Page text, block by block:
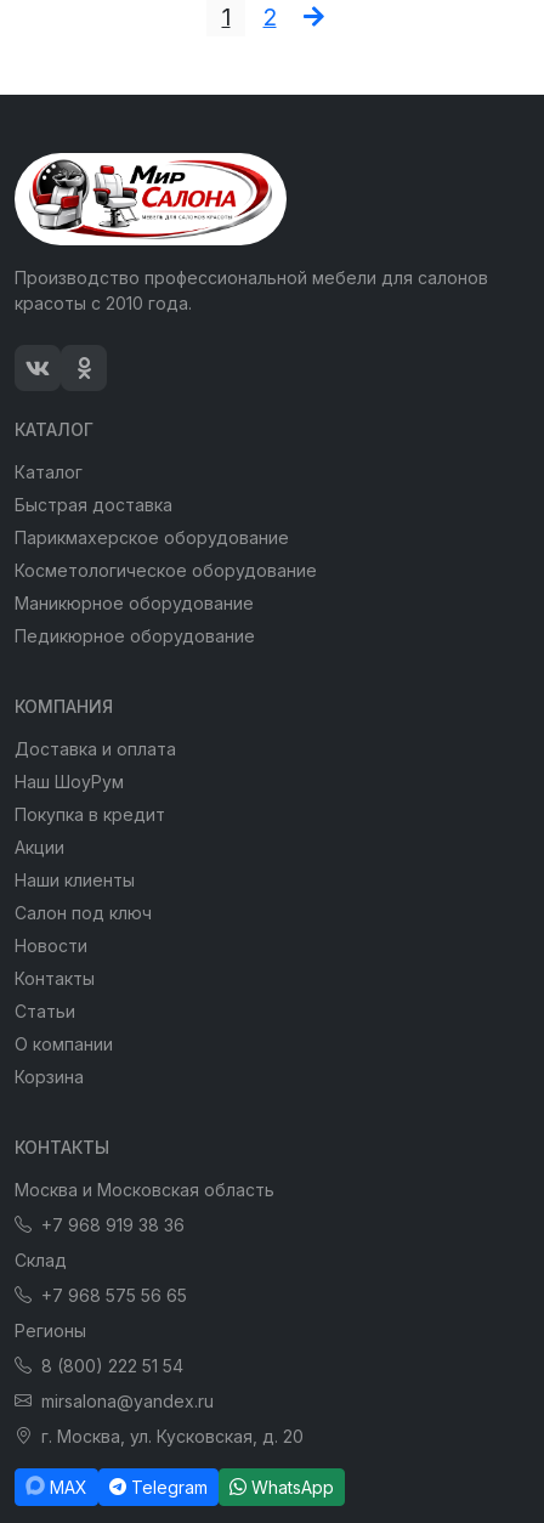
1 2
Производство профессиональной мебели для салонов
красоты с 2010 года.
КАТАЛОГ
Каталог
Быстрая доставка
Парикмахерское оборудование
Косметологическое оборудование
Маникюрное оборудование
Педикюрное оборудование
КОМПАНИЯ
Доставка и оплата
Наш ШоуРум
Покупка в кредит
Акции
Наши клиенты
Салон под ключ
Новости
Контакты
Статьи
О компании
Корзина
КОНТАКТЫ
Москва и Московская область
+7 968 919 38 36
Склад
+7 968 575 56 65
Регионы
8 (800) 222 51 54
mirsalona@yandex.ru
г. Москва, ул. Кусковская, д. 20
MAX Telegram WhatsApp